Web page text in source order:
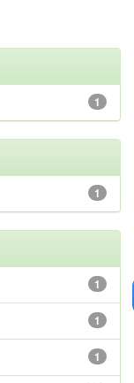
1
1
1
1
1